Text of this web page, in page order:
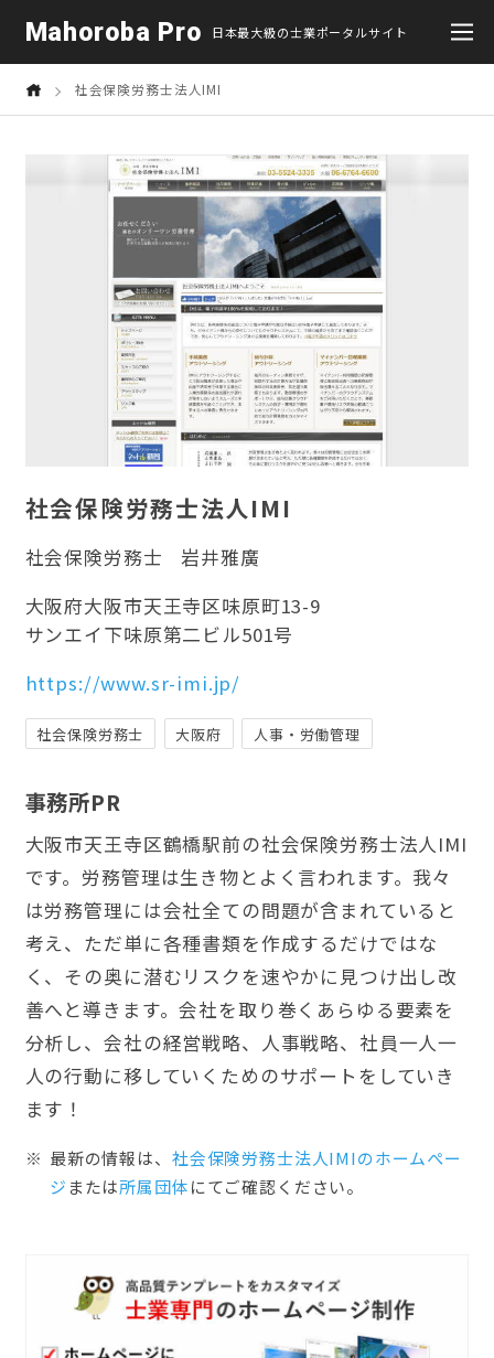
Mahoroba Pro 日本最大級の士業ポータルサイト
社会保険労務士法人IMI
社会保険労務士法人IMI
社会保険労務士
岩井雅廣
大阪府大阪市天王寺区味原町13-9
サンエイ下味原第二ビル501号
https://www.sr-imi.jp/
社会保険労務士 大阪府 人事・労働管理
事務所PR
大阪市天王寺区鶴橋駅前の社会保険労務士法人IMI
です。労務管理は生き物とよく言われます。我々
は労務管理には会社全ての問題が含まれていると
考え、ただ単に各種書類を作成するだけではな
く、その奥に潜むリスクを速やかに見つけ出し改
善へと導きます。会社を取り巻くあらゆる要素を
分析し、会社の経営戦略、人事戦略、社員一人一
人の行動に移していくためのサポートをしていき
ます！
最新の情報は、 社会保険労務士法人IMIのホームぺー
ジ または所属団体にてご確認ください。